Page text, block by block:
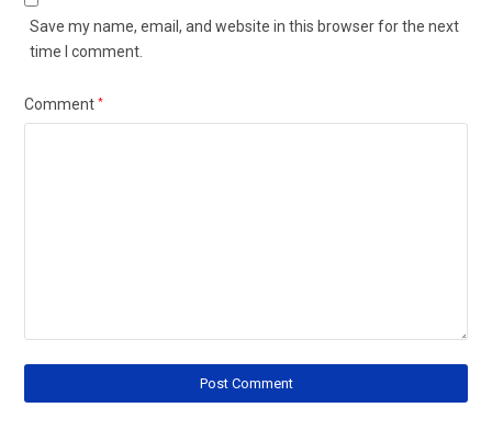
Save my name, email, and website in this browser for the next
time I comment.
Comment*